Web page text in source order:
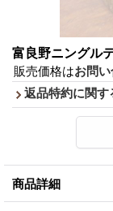
富良野ニングル
販売価格はお問
返品特約に関す
商品詳細